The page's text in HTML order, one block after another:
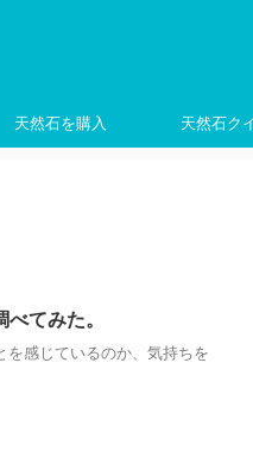
天然石を購入 天然石ク
てみた。
を感じているのか、気持ちを